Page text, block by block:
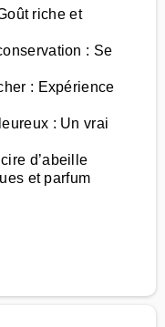
riche et
: Se
: Expérience
: Un vrai
d’abeille
et parfum